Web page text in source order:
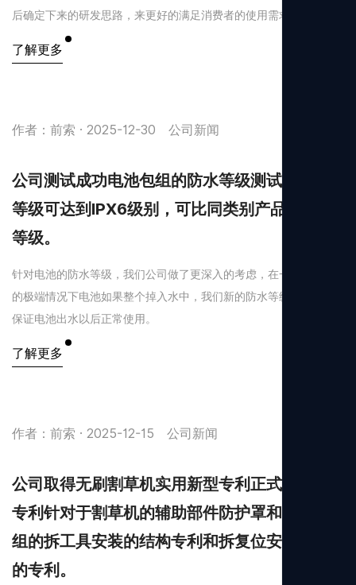
后确定下来的研发思路，来更好的满足消费者的使用需求。
了解更多
作者：前索 · 2025-12-30 公司新闻
公司测试成功电池包组的防水等级测试，防水
等级可达到IPX6级别，可比同类别产品高出2个
等级。
针对电池的防水等级，我们公司做了更深入的考虑，在一些偶发性
的极端情况下电池如果整个掉入水中，我们新的防水等级工艺也能
保证电池出水以后正常使用。
了解更多
作者：前索 · 2025-12-15 公司新闻
公司取得无刷割草机实用新型专利正式备案，
专利针对于割草机的辅助部件防护罩和割草轮
组的拆工具安装的结构专利和拆复位安装锯片
的专利。